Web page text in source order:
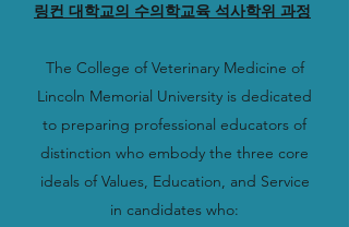
링컨 대학교의 수의학교육 석사학위 과정
The College of Veterinary Medicine of
Lincoln Memorial University is dedicated
to preparing professional educators of
distinction who embody the three core
ideals of Values, Education, and Service
in candidates who: